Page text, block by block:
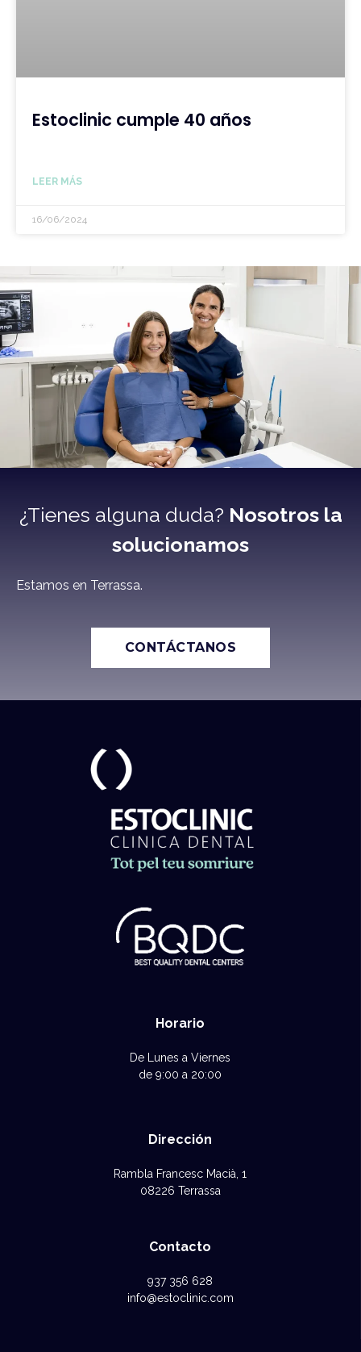
Estoclinic cumple 40 años
LEER MÁS
16/06/2024
¿Tienes alguna duda? Nosotros la
solucionamos
Estamos en Terrassa.
CONTÁCTANOS
Horario
De Lunes a Viernes
de 9:00 a 20:00
Dirección
Rambla Francesc Macià, 1
08226 Terrassa
Contacto
937 356 628
info@estoclinic.com